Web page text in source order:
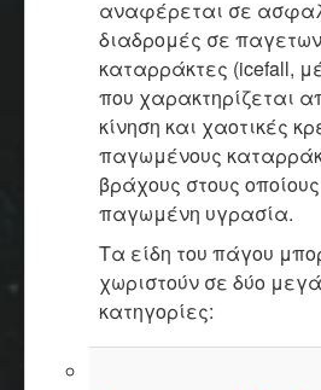
αναφέρεται σε
διαδρομές σε
καταρράκτες (icefall,
που χαρακτηρίζεται
κίνηση και χαοτικές
παγωμένους
βράχους στους
παγωμένη υγρασία.
Τα είδη του πάγου
χωριστούν σε δύο
κατηγορίες: